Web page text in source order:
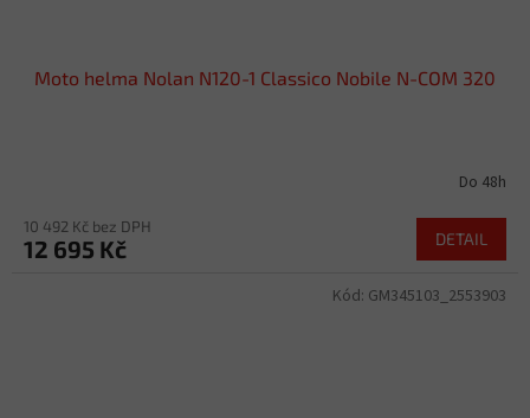
Moto helma Nolan N120-1 Classico Nobile N-COM 320
Do 48h
10 492 Kč bez DPH
12 695 Kč DETAIL
Kód: GM345103_2553903